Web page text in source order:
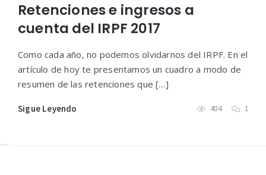
Retenciones e ingresos a
cuenta del IRPF 2017
Como cada año, no podemos olvidarnos del IRPF. En el
artículo de hoy te presentamos un cuadro a modo de
resumen de las retenciones que […]
Sigue Leyendo 404 1